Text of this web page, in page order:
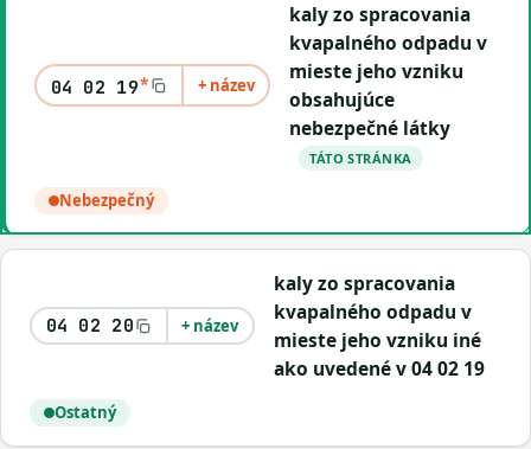
04 02 19* + název
kaly zo spracovania
kvapalného odpadu v
mieste jeho vzniku
obsahujúce
nebezpečné látky
TÁTO STRÁNKA
Nebezpečný
04 02 20 + název
kaly zo spracovania
kvapalného odpadu v
mieste jeho vzniku iné
ako uvedené v 04 02 19
Ostatný